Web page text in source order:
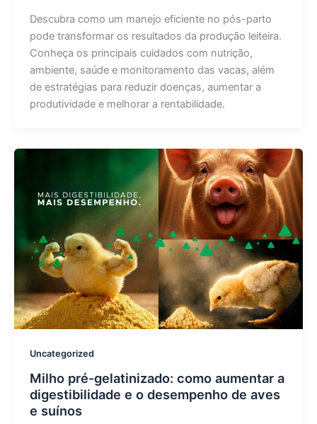
Descubra como um manejo eficiente no pós-parto
pode transformar os resultados da produção leiteira.
Conheça os principais cuidados com nutrição,
ambiente, saúde e monitoramento das vacas, além
de estratégias para reduzir doenças, aumentar a
produtividade e melhorar a rentabilidade.
Uncategorized
Milho pré-gelatinizado: como aumentar a
digestibilidade e o desempenho de aves
e suínos